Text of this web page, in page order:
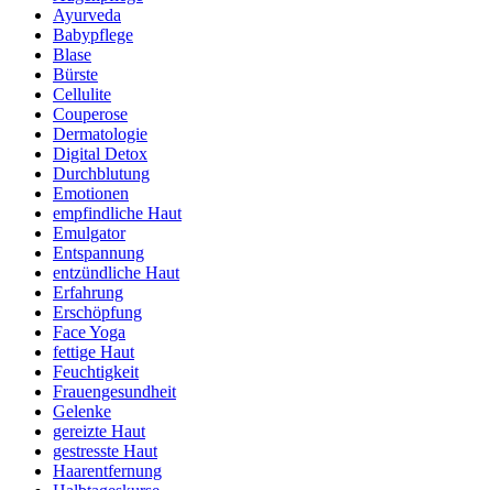
Ayurveda
Babypflege
Blase
Bürste
Cellulite
Couperose
Dermatologie
Digital Detox
Durchblutung
Emotionen
empfindliche Haut
Emulgator
Entspannung
entzündliche Haut
Erfahrung
Erschöpfung
Face Yoga
fettige Haut
Feuchtigkeit
Frauengesundheit
Gelenke
gereizte Haut
gestresste Haut
Haarentfernung